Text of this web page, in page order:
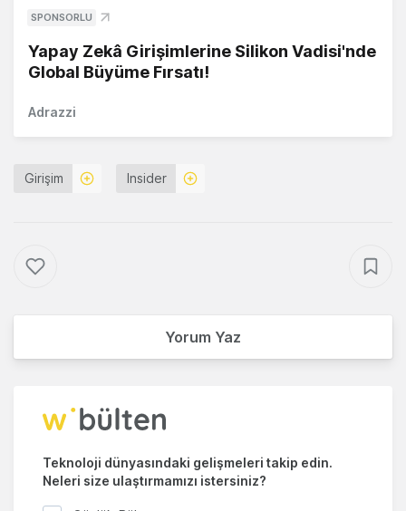
SPONSORLU
Yapay Zekâ Girişimlerine Silikon Vadisi'nde
Global Büyüme Fırsatı!
Adrazzi
Girişim Insider
Yorum Yaz
Teknoloji dünyasındaki gelişmeleri takip edin.
Neleri size ulaştırmamızı istersiniz?